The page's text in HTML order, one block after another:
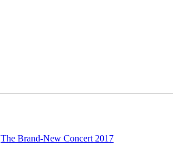
The Brand-New Concert 2017